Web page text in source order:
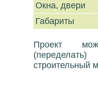
Окна, двери
Габариты
Проект
строительный